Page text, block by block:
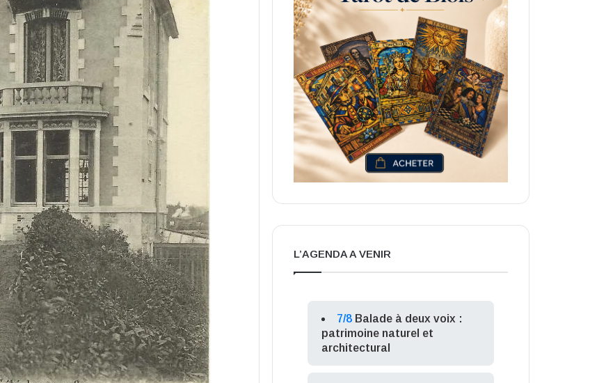
L’AGENDA A VENIR
7/8 Balade à deux voix :
patrimoine naturel et
architectural